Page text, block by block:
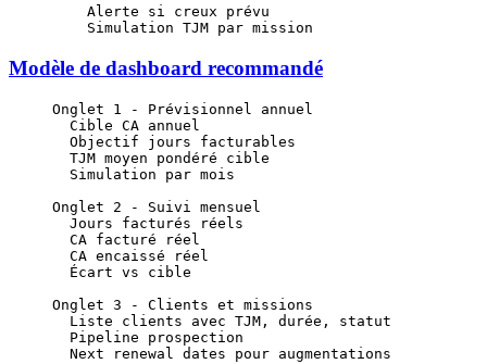
    Alerte si creux prévu
    Simulation TJM par mission
Modèle de dashboard recommandé
Onglet 1 - Prévisionnel annuel
  Cible CA annuel
  Objectif jours facturables
  TJM moyen pondéré cible
  Simulation par mois
Onglet 2 - Suivi mensuel
  Jours facturés réels
  CA facturé réel
  CA encaissé réel
  Écart vs cible
Onglet 3 - Clients et missions
  Liste clients avec TJM, durée, statut
  Pipeline prospection
  Next renewal dates pour augmentations